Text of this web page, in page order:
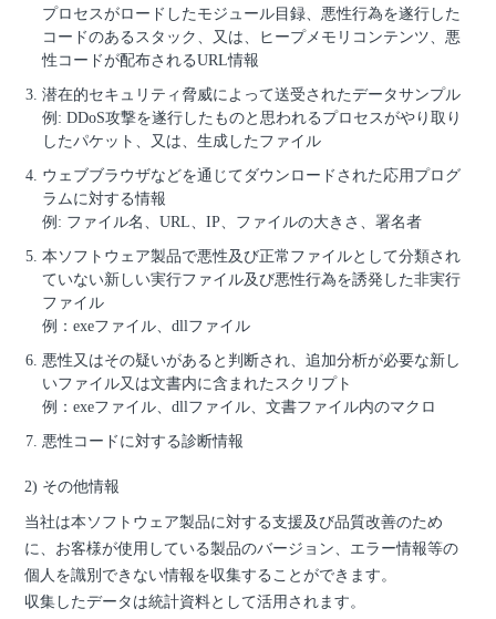
プロセスがロードしたモジュール目録、悪性行為を遂行した
コードのあるスタック、又は、ヒープメモリコンテンツ、悪
性コードが配布されるURL情報
潜在的セキュリティ脅威によって送受されたデータサンプル
例: DDoS攻撃を遂行したものと思われるプロセスがやり取り
したパケット、又は、生成したファイル
ウェブブラウザなどを通じてダウンロードされた応用プログ
ラムに対する情報
例: ファイル名、URL、IP、ファイルの大きさ、署名者
本ソフトウェア製品で悪性及び正常ファイルとして分類され
ていない新しい実行ファイル及び悪性行為を誘発した非実行
ファイル
例：exeファイル、dllファイル
悪性又はその疑いがあると判断され、追加分析が必要な新し
いファイル又は文書内に含まれたスクリプト
例：exeファイル、dllファイル、文書ファイル内のマクロ
悪性コードに対する診断情報
2) その他情報
当社は本ソフトウェア製品に対する支援及び品質改善のため
に、お客様が使用している製品のバージョン、エラー情報等の
個人を識別できない情報を収集することができます。
収集したデータは統計資料として活用されます。